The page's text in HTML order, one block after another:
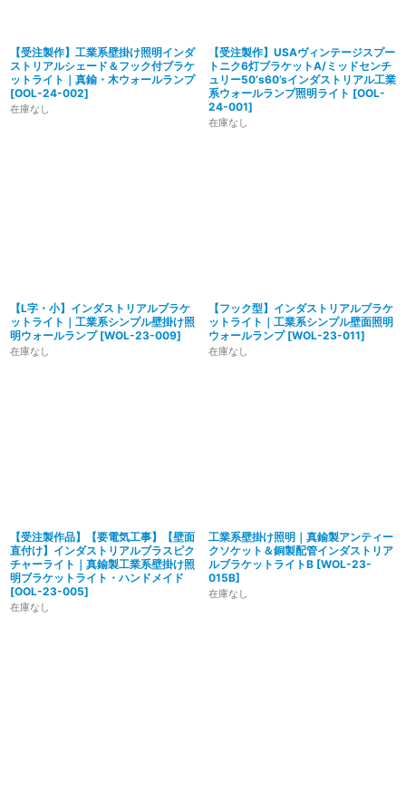
【受注製作】工業系壁掛け照明インダ
ストリアルシェード＆フック付ブラケ
ットライト｜真鍮・木ウォールランプ
[OOL-24-002]
在庫なし
【受注製作】USAヴィンテージスプー
トニク6灯ブラケットA/ミッドセンチ
ュリー50’s60’sインダストリアル工業
系ウォールランプ照明ライト [OOL-
24-001]
在庫なし
【L字・小】インダストリアルブラケ
ットライト｜工業系シンプル壁掛け照
明ウォールランプ [WOL-23-009]
在庫なし
【フック型】インダストリアルブラケ
ットライト｜工業系シンプル壁面照明
ウォールランプ [WOL-23-011]
在庫なし
【受注製作品】【要電気工事】【壁面
直付け】インダストリアルブラスピク
チャーライト｜真鍮製工業系壁掛け照
明ブラケットライト・ハンドメイド
[OOL-23-005]
在庫なし
工業系壁掛け照明｜真鍮製アンティー
クソケット＆銅製配管インダストリア
ルブラケットライトB [WOL-23-
015B]
在庫なし